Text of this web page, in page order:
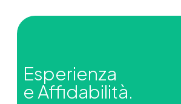
Esperienza
e Affidabilità.